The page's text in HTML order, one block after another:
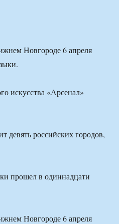
Новгороде 6 апреля
искусства «Арсенал»
девять российских городов,
прошел в одиннадцати
Новгороде 6 апреля